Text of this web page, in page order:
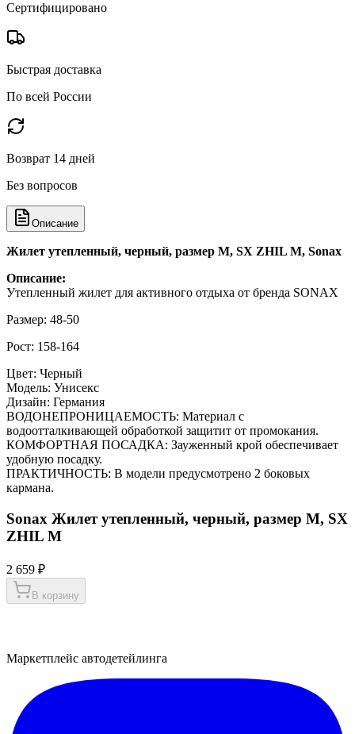
Сертифицировано
Быстрая доставка
По всей России
Возврат 14 дней
Без вопросов
Описание
Жилет утепленный, черный, размер M, SX ZHIL M, Sonax
Описание:
Утепленный жилет для активного отдыха от бренда SONAX
Размер: 48-50
Рост: 158-164
Цвет: Черный
Модель: Унисекс
Дизайн: Германия
ВОДОНЕПРОНИЦАЕМОСТЬ: Материал с
водоотталкивающей обработкой защитит от промокания.
КОМФОРТНАЯ ПОСАДКА: Зауженный крой обеспечивает
удобную посадку.
ПРАКТИЧНОСТЬ: В модели предусмотрено 2 боковых
кармана.
Sonax Жилет утепленный, черный, размер M, SX
ZHIL M
2 659 ₽
В корзину
Маркетплейс автодетейлинга